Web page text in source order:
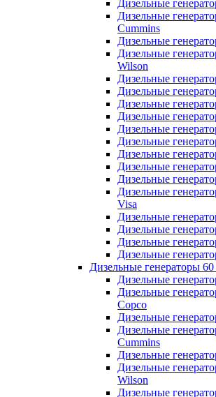
Дизельные
Дизельные
Cummins
Дизельные
Дизельные
Wilson
Дизельные
Дизельные
Дизельные
Дизельные
Дизельные
Дизельные
Дизельные
Дизельные
Дизельные
Дизельные
Visa
Дизельные
Дизельные
Дизельные
Дизельные
Дизельные генераторы
Дизельные
Дизельные
Copco
Дизельные
Дизельные
Cummins
Дизельные
Дизельные
Wilson
Дизельные